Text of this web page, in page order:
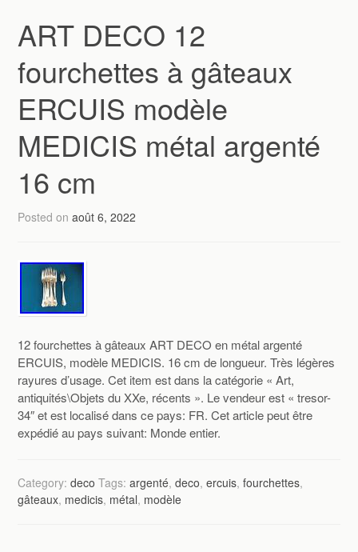
ART DECO 12
fourchettes à gâteaux
ERCUIS modèle
MEDICIS métal argenté
16 cm
Posted onaoût 6, 2022
12 fourchettes à gâteaux ART DECO en métal argenté
ERCUIS, modèle MEDICIS. 16 cm de longueur. Très légères
rayures d’usage. Cet item est dans la catégorie « Art,
antiquités\Objets du XXe, récents ». Le vendeur est « tresor-
34″ et est localisé dans ce pays: FR. Cet article peut être
expédié au pays suivant: Monde entier.
Category:deco Tags:argenté,deco,ercuis,fourchettes,
gâteaux, medicis, métal, modèle